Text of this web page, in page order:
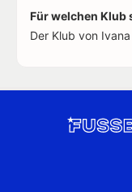
Für welchen Klub
Der Klub von